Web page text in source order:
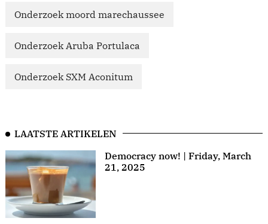
Onderzoek moord marechaussee
Onderzoek Aruba Portulaca
Onderzoek SXM Aconitum
LAATSTE ARTIKELEN
Democracy now! | Friday, March
21, 2025